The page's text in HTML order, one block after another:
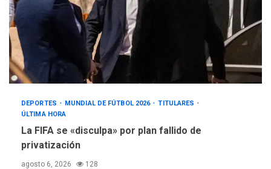
DEPORTES MUNDIAL DE FÚTBOL 2026
TITULARES
ÚLTIMA HORA
La FIFA se «disculpa» por plan fallido de
privatización
agosto 6, 2026 128